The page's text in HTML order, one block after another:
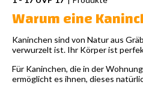
Warum eine
Kaninchen sind von Natur aus
verwurzelt ist. Ihr Körper ist
Für Kaninchen, die in der
ermöglicht es ihnen, dieses